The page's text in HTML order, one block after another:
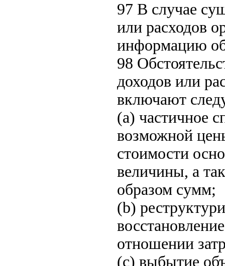
97 В случае
или расходов
информацию об
98
доходов или
включают
(a) частичное
возможной
стоимости
величины, а
образом сумм;
(b)
отношении
(c) выбытие